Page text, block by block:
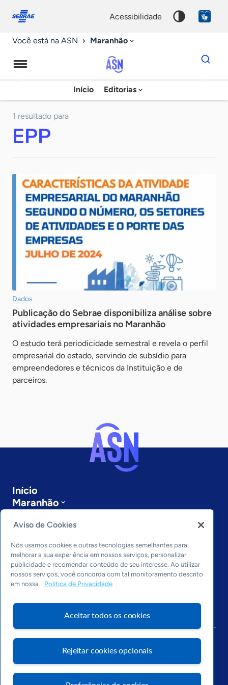
conosco
acessibilidade
Você está na ASN Maranhão
Agência
Sebrae
Início Editorias
Dados
para
chave
1 resultado para
EPP
Dados
Publicação do Sebrae disponibiliza análise sobre
atividades empresariais no Maranhão
O estudo terá periodicidade semestral e revela o perfil
empresarial do estado, servindo de subsídio para
empreendedores e técnicos da Instituição e de
parceiros.
Início
Maranhão
Últimas notícias
Entre em contato
Editorias
Economia & Política
Inovação & Tecnologia
Dados
Aviso de Cookies
Nós usamos cookies e outras tecnologias semelhantes para
melhorar a sua experiência em nossos serviços, personalizar
publicidade e recomendar conteúdo de seu interesse. Ao utilizar
nossos serviços, você concorda com tal monitoramento descrito
em nossa
Política de Privacidade
Aceitar todos os cookies
Rejeitar cookies opcionais